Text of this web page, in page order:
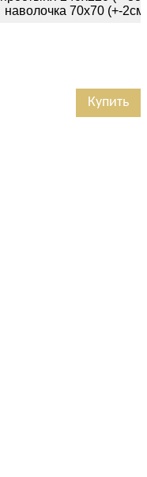
наволочка 70х70 (+-
Купить